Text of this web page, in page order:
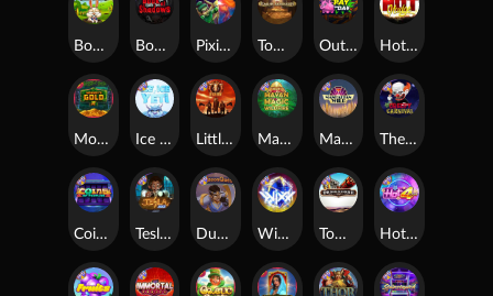
Outsourced: Payday
Manhattan Goes Wild
Book Of Shadows Hot Nudge
Monkey's Gold xPays Little Bighorn
Tomb of Akhenaten
Tesla Jolt Dungeon Quest
Coins of Fortune
Mayan Magic Wildfire
WiXX
Bonus Bunnies
Hot 4 Cash
Tombstone
The Creepy Carnival
Pixies vs Pirates
Ice Ice Yeti